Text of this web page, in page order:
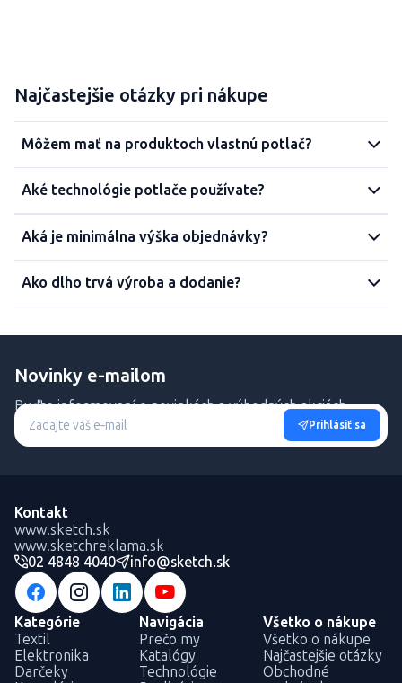
Najčastejšie otázky pri nákupe
Môžem mať na produktoch vlastnú potlač?
Aké technológie potlače používate?
Aká je minimálna výška objednávky?
Ako dlho trvá výroba a dodanie?
Novinky e-mailom
Buďte informovaní o novinkách a výhodných akciách.
Prihlásiť sa
Kontakt
www.sketch.sk
www.sketchreklama.sk
02 4848 4040
info@sketch.sk
Kategórie
Textil
Elektronika
Darčeky
Navigácia
Prečo my
Katalógy
Technológie
Všetko o nákupe
Všetko o nákupe
Najčastejšie otázky
Obchodné